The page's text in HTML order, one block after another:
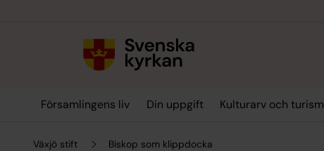
Församlingens liv Din uppgift Kulturarv och turism
Växjö stift Biskop som klippdocka